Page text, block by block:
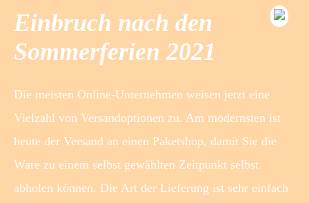
Einbruch nach den
Sommerferien 2021
Die meisten Online-Unternehmen weisen jetzt eine
Vielzahl von Versandoptionen zu. Am modernsten ist
heute der Versand an einen Paketshop, damit Sie die
Ware zu einem selbst gewählten Zeitpunkt selbst
abholen können. Die Art der Lieferung ist sehr einfach